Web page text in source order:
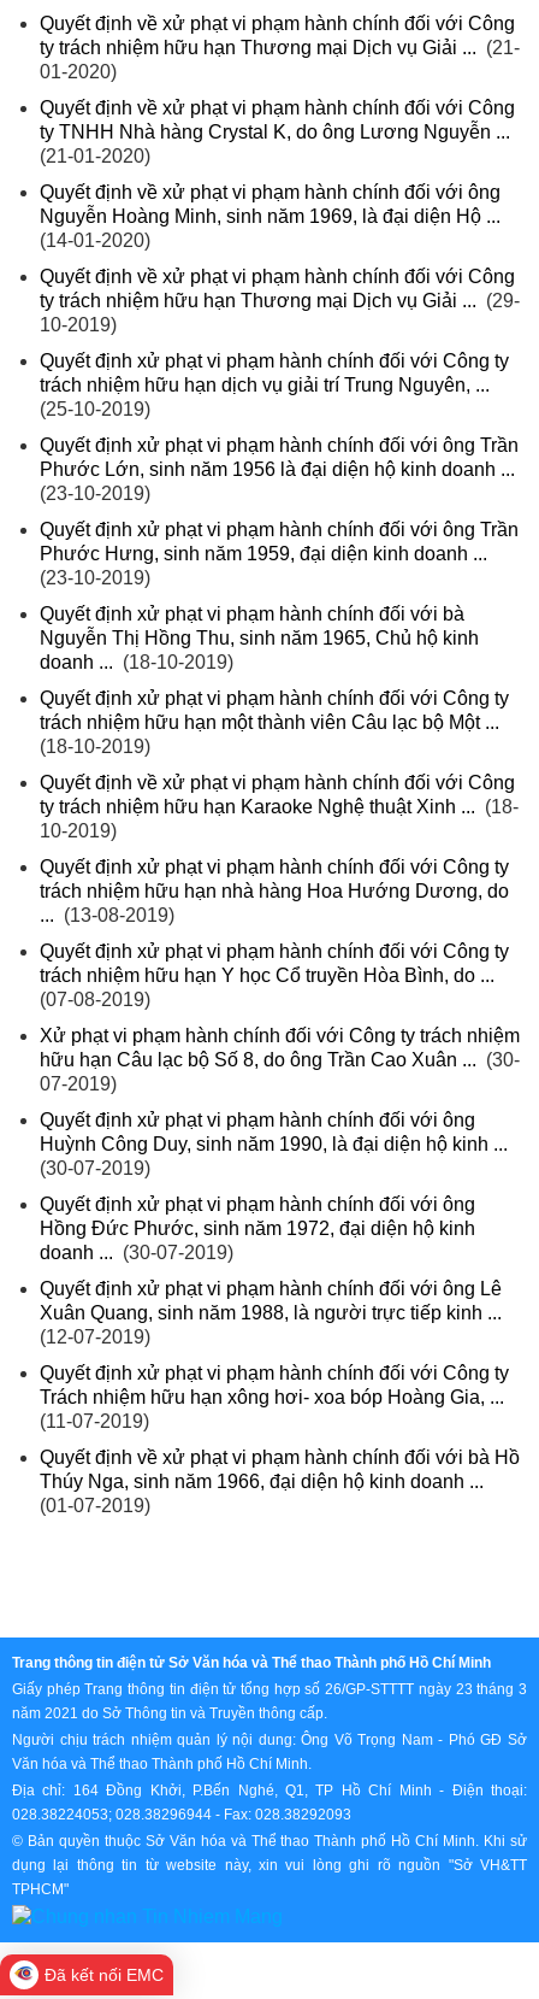
Quyết định về xử phạt vi phạm hành chính đối với Công
ty trách nhiệm hữu hạn Thương mại Dịch vụ Giải ... (21-
01-2020)
Quyết định về xử phạt vi phạm hành chính đối với Công
ty TNHH Nhà hàng Crystal K, do ông Lương Nguyễn ...
(21-01-2020)
Quyết định về xử phạt vi phạm hành chính đối với ông
Nguyễn Hoàng Minh, sinh năm 1969, là đại diện Hộ ...
(14-01-2020)
Quyết định về xử phạt vi phạm hành chính đối với Công
ty trách nhiệm hữu hạn Thương mại Dịch vụ Giải ... (29-
10-2019)
Quyết định xử phạt vi phạm hành chính đối với Công ty
trách nhiệm hữu hạn dịch vụ giải trí Trung Nguyên, ...
(25-10-2019)
Quyết định xử phạt vi phạm hành chính đối với ông Trần
Phước Lớn, sinh năm 1956 là đại diện hộ kinh doanh ...
(23-10-2019)
Quyết định xử phạt vi phạm hành chính đối với ông Trần
Phước Hưng, sinh năm 1959, đại diện kinh doanh ...
(23-10-2019)
Quyết định xử phạt vi phạm hành chính đối với bà
Nguyễn Thị Hồng Thu, sinh năm 1965, Chủ hộ kinh
doanh ... (18-10-2019)
Quyết định xử phạt vi phạm hành chính đối với Công ty
trách nhiệm hữu hạn một thành viên Câu lạc bộ Một ...
(18-10-2019)
Quyết định về xử phạt vi phạm hành chính đối với Công
ty trách nhiệm hữu hạn Karaoke Nghệ thuật Xinh ... (18-
10-2019)
Quyết định xử phạt vi phạm hành chính đối với Công ty
trách nhiệm hữu hạn nhà hàng Hoa Hướng Dương, do
... (13-08-2019)
Quyết định xử phạt vi phạm hành chính đối với Công ty
trách nhiệm hữu hạn Y học Cổ truyền Hòa Bình, do ...
(07-08-2019)
Xử phạt vi phạm hành chính đối với Công ty trách nhiệm
hữu hạn Câu lạc bộ Số 8, do ông Trần Cao Xuân ... (30-
07-2019)
Quyết định xử phạt vi phạm hành chính đối với ông
Huỳnh Công Duy, sinh năm 1990, là đại diện hộ kinh ...
(30-07-2019)
Quyết định xử phạt vi phạm hành chính đối với ông
Hồng Đức Phước, sinh năm 1972, đại diện hộ kinh
doanh ... (30-07-2019)
Quyết định xử phạt vi phạm hành chính đối với ông Lê
Xuân Quang, sinh năm 1988, là người trực tiếp kinh ...
(12-07-2019)
Quyết định xử phạt vi phạm hành chính đối với Công ty
Trách nhiệm hữu hạn xông hơi- xoa bóp Hoàng Gia, ...
(11-07-2019)
Quyết định về xử phạt vi phạm hành chính đối với bà Hồ
Thúy Nga, sinh năm 1966, đại diện hộ kinh doanh ...
(01-07-2019)
Trang thông tin điện tử Sở Văn hóa và Thể thao Thành phố Hồ Chí Minh
Giấy phép Trang thông tin điện tử tổng hợp số 26/GP-STTTT ngày 23 tháng 3
năm 2021 do Sở Thông tin và Truyền thông cấp.
Người chịu trách nhiệm quản lý nội dung: Ông Võ Trọng Nam - Phó GĐ Sở
Văn hóa và Thể thao Thành phố Hồ Chí Minh.
Địa chỉ: 164 Đồng Khởi, P.Bến Nghé, Q1, TP Hồ Chí Minh - Điện thoại:
028.38224053; 028.38296944 - Fax: 028.38292093
© Bản quyền thuộc Sở Văn hóa và Thể thao Thành phố Hồ Chí Minh. Khi sử
dụng lại thông tin từ website này, xin vui lòng ghi rõ nguồn "Sở VH&TT
TPHCM"
Đã kết nối EMC